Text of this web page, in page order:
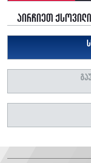
აირჩიეთ ქსოვილი